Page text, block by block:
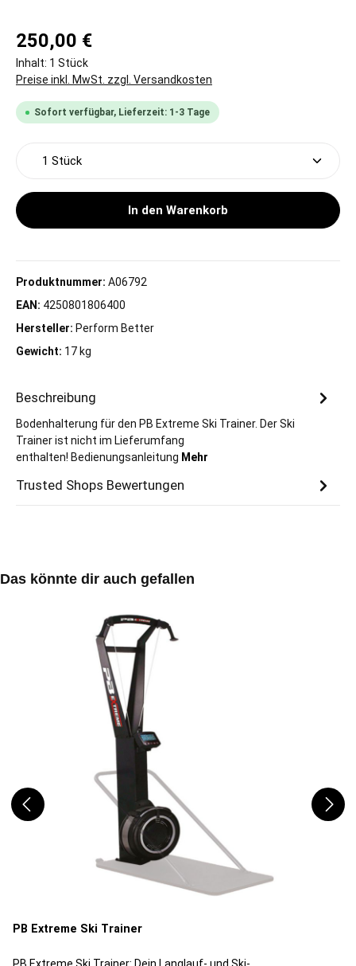
250,00 €
Inhalt: 1 Stück
Preise inkl. MwSt. zzgl. Versandkosten
Sofort verfügbar, Lieferzeit: 1-3 Tage
Produkt Anzahl: Gib den gewünschten Wert ein
In den Warenkorb
Produktnummer: A06792
EAN: 4250801806400
Hersteller: Perform Better
Gewicht: 17 kg
Beschreibung
Bodenhalterung für den PB Extreme Ski Trainer. Der Ski
Trainer ist nicht im Lieferumfang
enthalten! Bedienungsanleitung Mehr
Trusted Shops Bewertungen
Produktgalerie überspringen
Das könnte dir auch gefallen
PB Extreme Ski Trainer
PB Extreme Ski Trainer: Dein Langlauf- und Ski-